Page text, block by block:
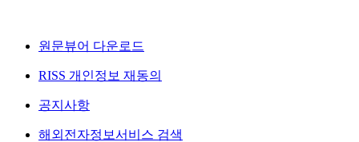
원문뷰어 다운로드
RISS 개인정보 재동의
공지사항
해외전자정보서비스 검색